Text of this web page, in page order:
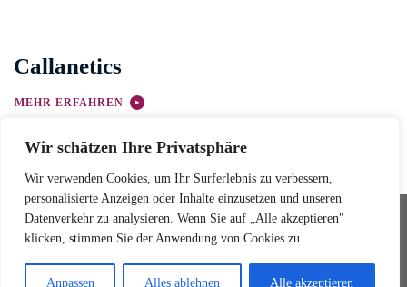
Wir schätzen Ihre Privatsphäre
Wir verwenden Cookies, um Ihr Surferlebnis zu verbessern,
personalisierte Anzeigen oder Inhalte einzusetzen und unseren
Datenverkehr zu analysieren. Wenn Sie auf „Alle akzeptieren"
klicken, stimmen Sie der Anwendung von Cookies zu.
Anpassen Alles ablehnen Alle akzeptieren
Callanetics
MEHR ERFAHREN
Ballettschule Wedemark
© 2025 Ballettschule Wedemark